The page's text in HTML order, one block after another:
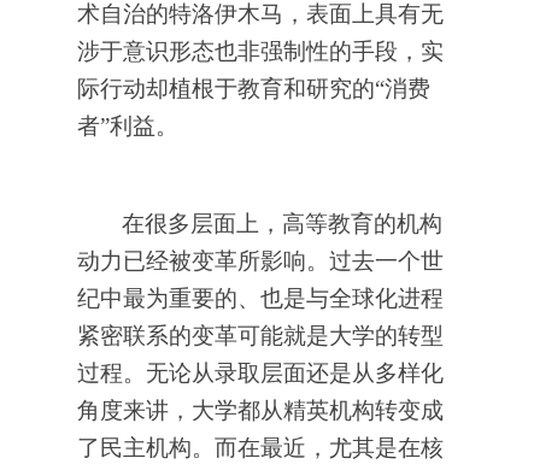
术自治的特洛伊木马，表面上具有无
涉于意识形态也非强制性的手段，实
际行动却植根于教育和研究的“消费
者”利益。
在很多层面上，高等教育的机构
动力已经被变革所影响。过去一个世
纪中最为重要的、也是与全球化进程
紧密联系的变革可能就是大学的转型
过程。无论从录取层面还是从多样化
角度来讲，大学都从精英机构转变成
了民主机构。而在最近，尤其是在核